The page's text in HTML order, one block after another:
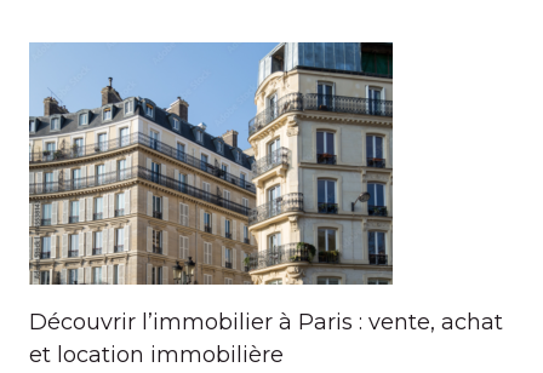
Découvrir l’immobilier à Paris : vente, achat
et location immobilière